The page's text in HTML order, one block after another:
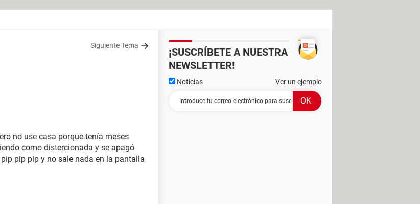
Siguiente Tema
no use casa porque tenía meses
como distercionada y se apagó
pip pip y no sale nada en la pantalla
¡SUSCRÍBETE A NUESTRA
NEWSLETTER!
Noticias Ver un ejemplo